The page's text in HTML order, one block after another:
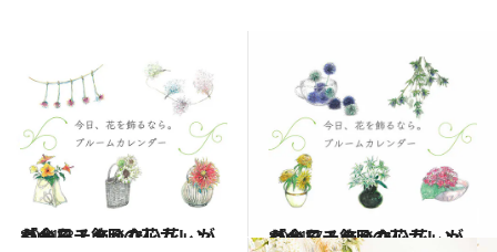
2021.8.1
「今日、飾りたい花」がわかる！ 8月の花カレンダーをチェック
ライフスタイル 2021.7.1
「今日、飾りたい花」がわかる！ 7月の花カレンダーをチェック
ライフスタイル